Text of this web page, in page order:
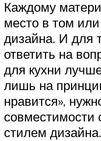
Каждому
место в том
дизайна. И для
ответить на
для кухни
лишь на
нравится»,
стилем дизайна.